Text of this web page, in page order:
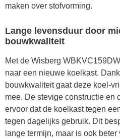
maken over stofvorming.
Lange levensduur door
bouwkwaliteit
Met de Wisberg
naar een nieuwe koelkast.
bouwkwaliteit gaat deze koel-
mee. De stevige constructie en
ervoor dat de koelkast tegen
tegen dagelijks gebruik. Dit
lange termijn, maar is ook